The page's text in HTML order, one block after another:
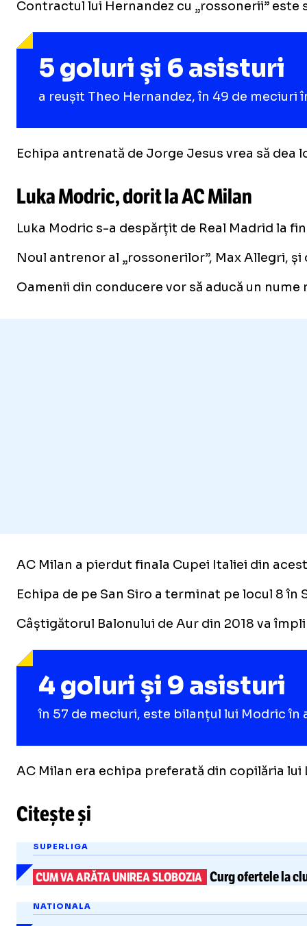
Contractul lui Hernandez cu „rossonerii”
5 goluri și 6 asisturi
a reușit Theo Hernandez, în 49 de meciuri
Echipa antrenată de Jorge Jesus vrea să
Luka Modric, dorit la AC Milan
Luka Modric s-a despărțit de Real Madrid la
Noul antrenor al „rossonerilor”, Max Allegri,
Oamenii din conducere vor să aducă un
AC Milan a pierdut finala Cupei Italiei din
Echipa de pe San Siro a terminat pe locul 8
Câștigătorul Balonului de Aur din 2018 va
4 goluri și 9 asisturi
în 57 de meciuri, este bilanțul lui Modric
AC Milan era echipa preferată din copilăria
Citește și
SUPERLIGA
CUM VA ARĂTA UNIREA SLOBOZIA Curg ofertele la
NATIONALA